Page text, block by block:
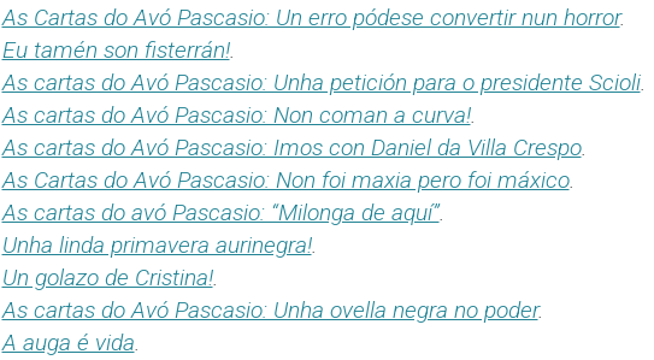
As Cartas do Avó Pascasio: Un erro pódese convertir nun horror.
Eu tamén son fisterrán!.
As cartas do Avó Pascasio: Unha petición para o presidente Scioli.
As cartas do Avó Pascasio: Non coman a curva!.
As cartas do Avó Pascasio: Imos con Daniel da Villa Crespo.
As Cartas do Avó Pascasio: Non foi maxia pero foi máxico.
As cartas do avó Pascasio: “Milonga de aquí”.
Unha linda primavera aurinegra!.
Un golazo de Cristina!.
As cartas do Avó Pascasio: Unha ovella negra no poder.
A auga é vida.